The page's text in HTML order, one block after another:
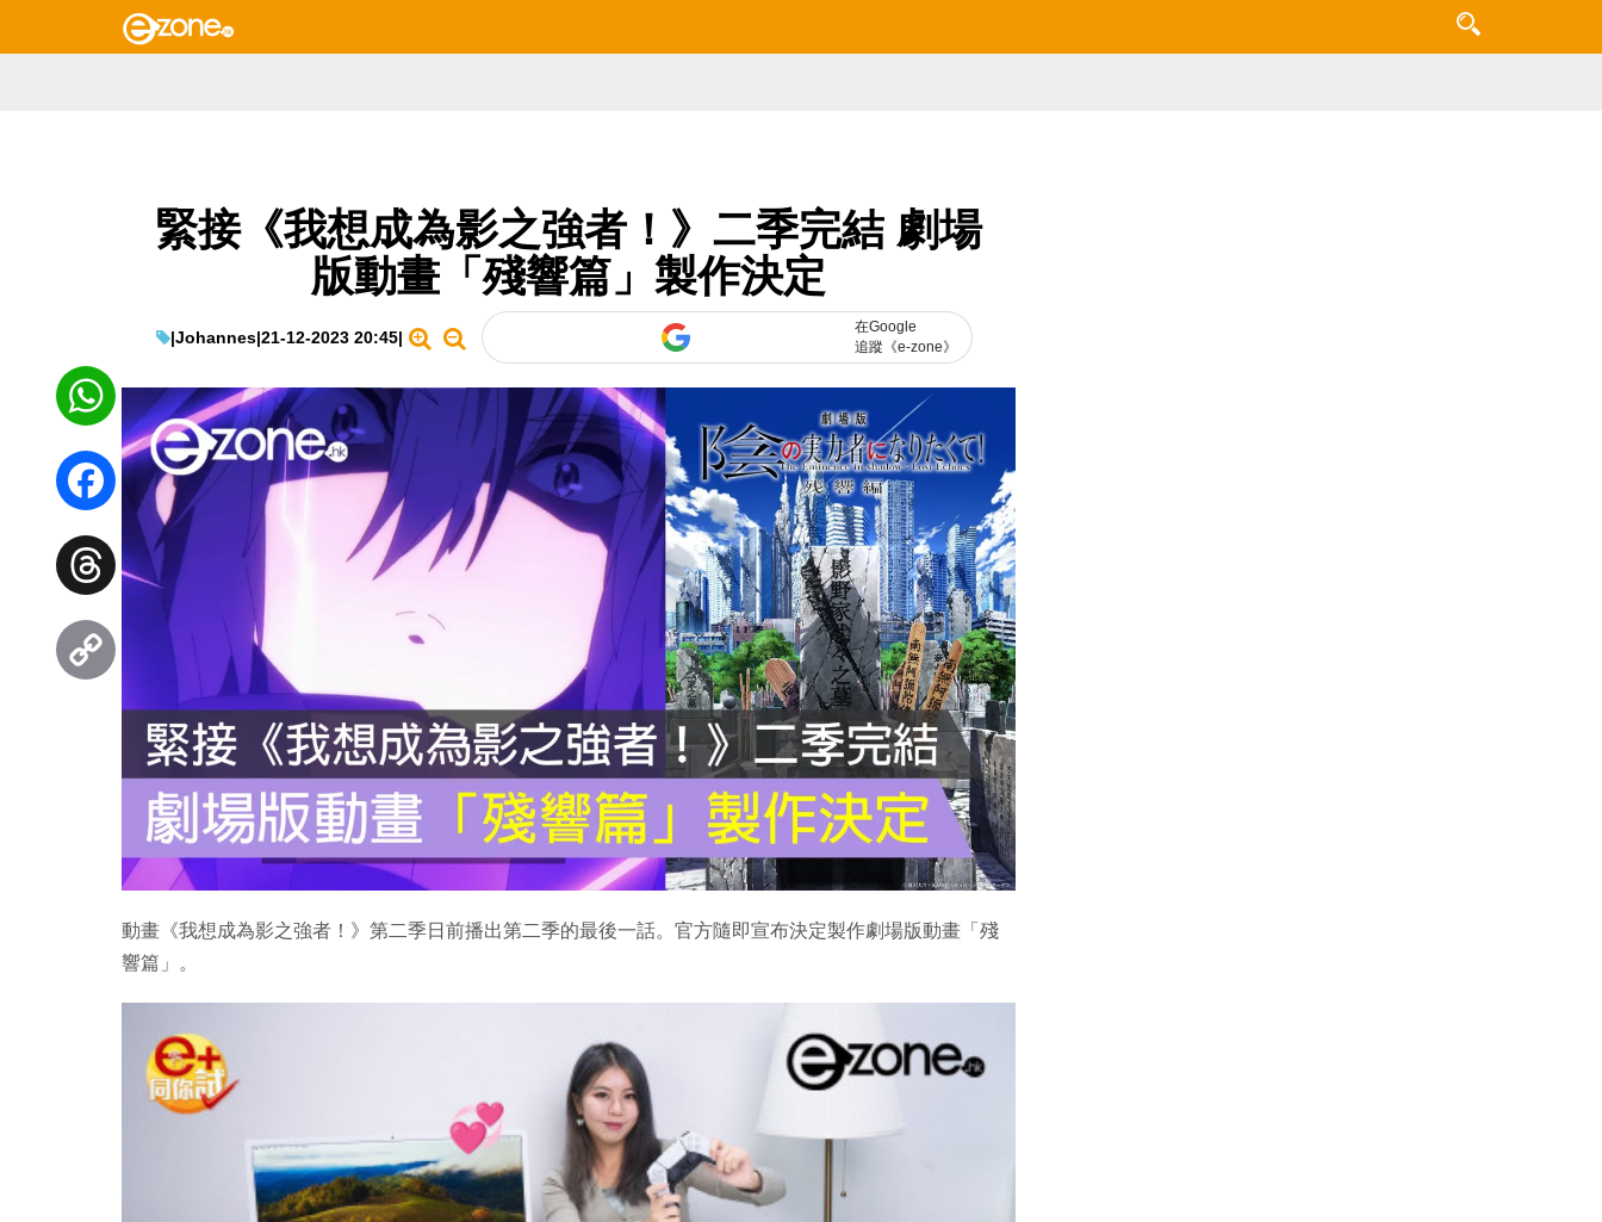
緊接《我想成為影之強者！》二季完結 劇場
版動畫「殘響篇」製作決定
|Johannes|21-12-2023 20:45|
在Google
追蹤《e-zone》
動畫《我想成為影之強者！》第二季日前播出第二季的最後一話。官方隨即宣布決定製作劇場版動畫「殘
響篇」。
WhatsApp
Facebook
Threads
Copy